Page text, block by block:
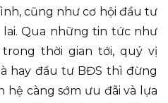
cũng như cơ hội đầu tư
Qua những tin tức như
thời gian tới, quý vị
hay đầu tư BĐS thì đừng
hệ càng sớm ưu đãi và lựa